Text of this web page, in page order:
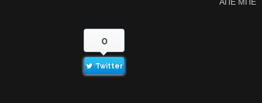
0
Twitter